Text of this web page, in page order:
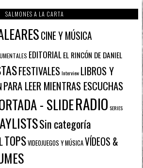
SALMONES A LA CARTA
CINE Y MÚSICA
EDITORIALEL RINCÓN DE DANIEL
FESTIVALESInterview LIBROS Y
PARA LEER MIENTRAS ESCUCHAS
- SLIDERADIO SERIES
Sin categoría
TOPSVIDEOJUEGOS Y MÚSICAVÍDEOS &